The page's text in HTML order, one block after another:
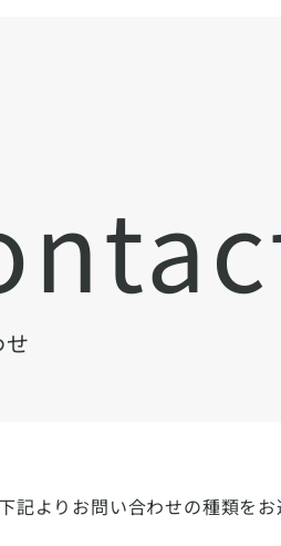
下記よりお問い合わせの種類を